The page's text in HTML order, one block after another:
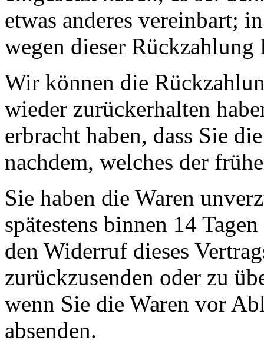
etwas anderes vereinbart;
wegen dieser Rückzahlung
Wir können die
wieder zurückerhalten
erbracht haben, dass Sie
nachdem, welches der
Sie haben die Waren
spätestens binnen 14
den Widerruf dieses
zurückzusenden oder zu
wenn Sie die Waren vor
absenden.